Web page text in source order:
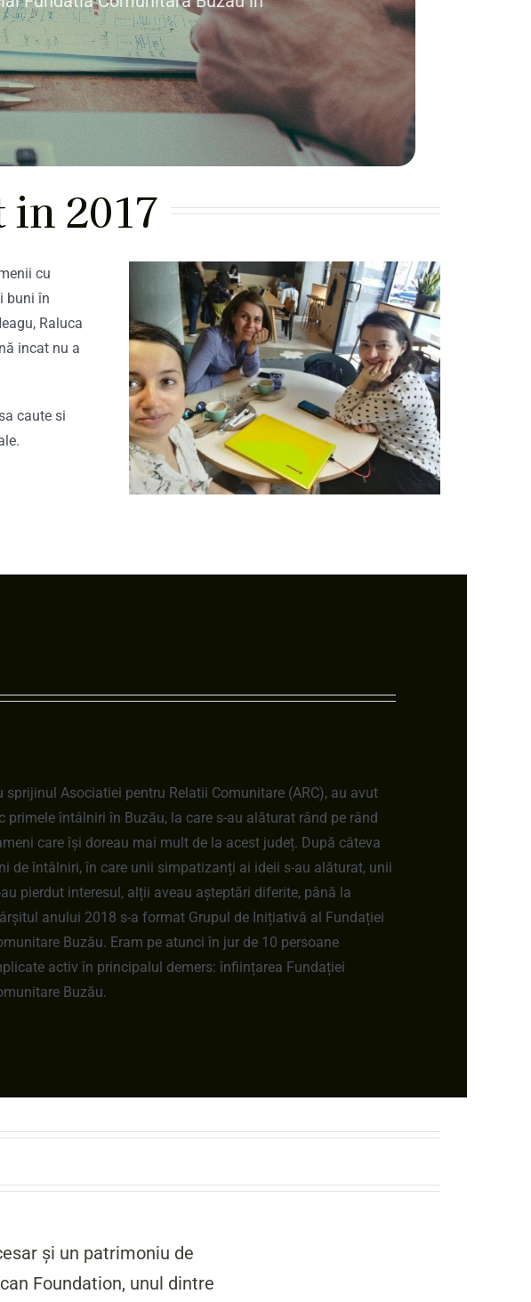
2017
cu
buni în
Raluca
incat nu a
caute si
sprijinul Asociatiei pentru Relatii Comunitare (ARC), au avut
primele întâlniri în Buzău, la care s-au alăturat rând pe rând
care își doreau mai mult de la acest județ. După câteva
de întâlniri, în care unii simpatizanți ai ideii s-au alăturat, unii
pierdut interesul, alții aveau așteptări diferite, până la
anului 2018 s-a format Grupul de Inițiativă al Fundației
Buzău. Eram pe atunci în jur de 10 persoane
activ în principalul demers: înființarea Fundației
Buzău.
și un patrimoniu de
Foundation, unul dintre